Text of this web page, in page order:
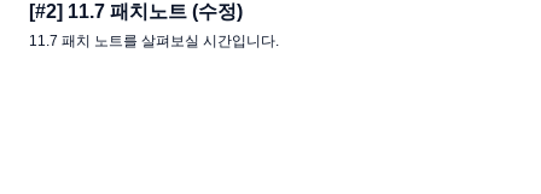
[#2] 11.7 패치노트 (수정)
11.7 패치 노트를 살펴보실 시간입니다.